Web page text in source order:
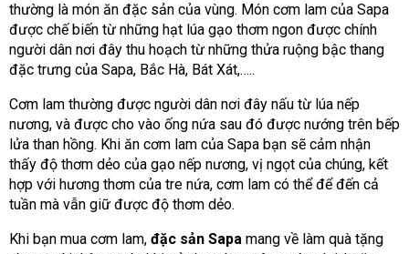
thường là món ăn đặc sản của vùng. Món cơm lam của Sapa
được chế biến từ những hạt lúa gạo thơm ngon được chính
người dân nơi đây thu hoạch từ những thửa ruộng bậc thang
đặc trưng của Sapa, Bắc Hà, Bát Xát,…..
Cơm lam thường được người dân nơi đây nấu từ lúa nếp
nương, và được cho vào ống nứa sau đó được nướng trên bếp
lửa than hồng. Khi ăn cơm lam của Sapa bạn sẽ cảm nhận
thấy độ thơm dẻo của gạo nếp nương, vị ngọt của chúng, kết
hợp với hương thơm của tre nứa, cơm lam có thể để đến cả
tuần mà vẫn giữ được độ thơm dẻo.
Khi bạn mua cơm lam, đặc sản Sapa mang về làm quà tặng